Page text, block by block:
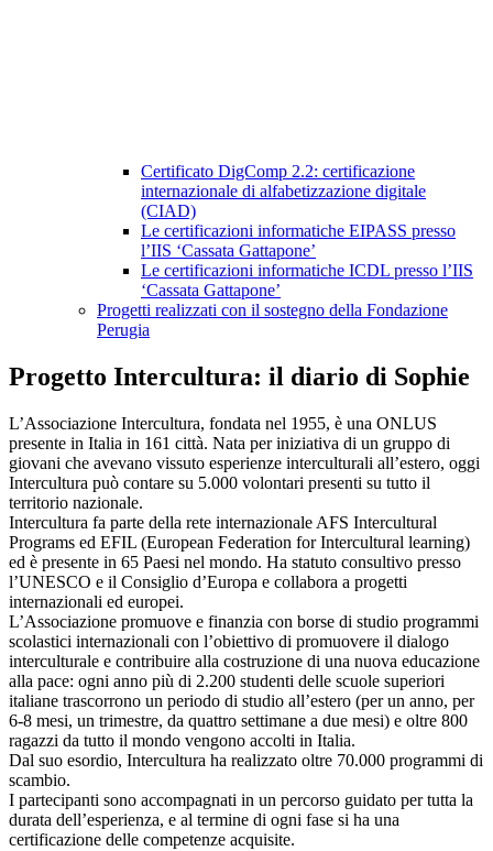
Certificato DigComp 2.2: certificazione
internazionale di alfabetizzazione digitale
(CIAD)
Le certificazioni informatiche EIPASS presso
l’IIS ‘Cassata Gattapone’
Le certificazioni informatiche ICDL presso l’IIS
‘Cassata Gattapone’
Progetti realizzati con il sostegno della Fondazione
Perugia
Progetto Intercultura: il diario di Sophie
L’Associazione Intercultura, fondata nel 1955, è una ONLUS
presente in Italia in 161 città. Nata per iniziativa di un gruppo di
giovani che avevano vissuto esperienze interculturali all’estero, oggi
Intercultura può contare su 5.000 volontari presenti su tutto il
territorio nazionale.
Intercultura fa parte della rete internazionale AFS Intercultural
Programs ed EFIL (European Federation for Intercultural learning)
ed è presente in 65 Paesi nel mondo. Ha statuto consultivo presso
l’UNESCO e il Consiglio d’Europa e collabora a progetti
internazionali ed europei.
L’Associazione promuove e finanzia con borse di studio programmi
scolastici internazionali con l’obiettivo di promuovere il dialogo
interculturale e contribuire alla costruzione di una nuova educazione
alla pace: ogni anno più di 2.200 studenti delle scuole superiori
italiane trascorrono un periodo di studio all’estero (per un anno, per
6-8 mesi, un trimestre, da quattro settimane a due mesi) e oltre 800
ragazzi da tutto il mondo vengono accolti in Italia.
Dal suo esordio, Intercultura ha realizzato oltre 70.000 programmi di
scambio.
I partecipanti sono accompagnati in un percorso guidato per tutta la
durata dell’esperienza, e al termine di ogni fase si ha una
certificazione delle competenze acquisite.